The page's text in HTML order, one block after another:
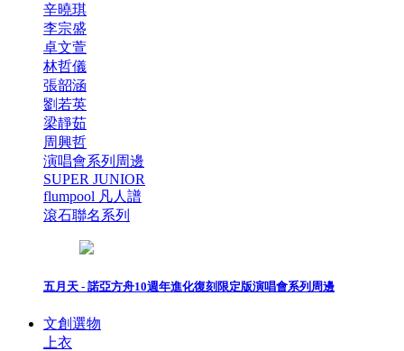
辛曉琪
李宗盛
卓文萱
林哲儀
張韶涵
劉若英
梁靜茹
周興哲
演唱會系列周邊
SUPER JUNIOR
flumpool 凡人譜
滾石聯名系列
五月天 - 諾亞方舟10週年進化復刻限定版演唱會系列周邊
文創選物
上衣